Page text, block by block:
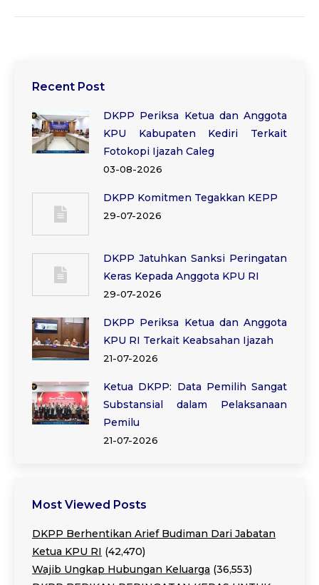
Recent Post
DKPP Periksa Ketua dan Anggota
KPU Kabupaten Kediri Terkait
Fotokopi Ijazah Caleg
03-08-2026
DKPP Komitmen Tegakkan KEPP
29-07-2026
DKPP Jatuhkan Sanksi Peringatan
Keras Kepada Anggota KPU RI
29-07-2026
DKPP Periksa Ketua dan Anggota
KPU RI Terkait Keabsahan Ijazah
21-07-2026
Ketua DKPP: Data Pemilih Sangat
Substansial dalam Pelaksanaan
Pemilu
21-07-2026
Most Viewed Posts
DKPP Berhentikan Arief Budiman Dari Jabatan
Ketua KPU RI (42,470)
Wajib Ungkap Hubungan Keluarga (36,553)